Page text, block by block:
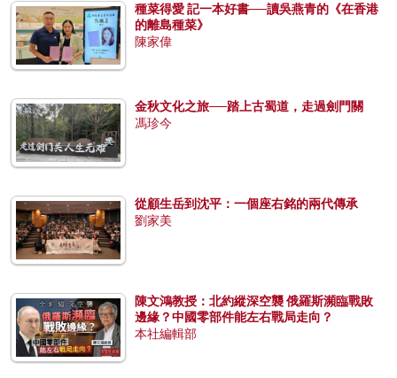
種菜得愛 記一本好書──讀吳燕青的《在香港
的離島種菜》
陳家偉
金秋文化之旅──踏上古蜀道，走過劍門關
馮珍今
從顧生岳到沈平：一個座右銘的兩代傳承
劉家美
陳文鴻教授：北約縱深空襲 俄羅斯瀕臨戰敗
邊緣？中國零部件能左右戰局走向？
本社編輯部